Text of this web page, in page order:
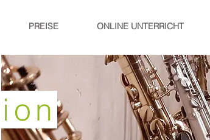
PREISE ONLINE UNTERRICHT